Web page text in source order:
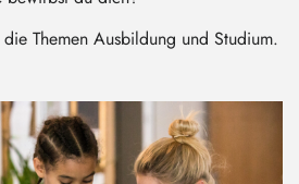
Themen Ausbildung und Studium.